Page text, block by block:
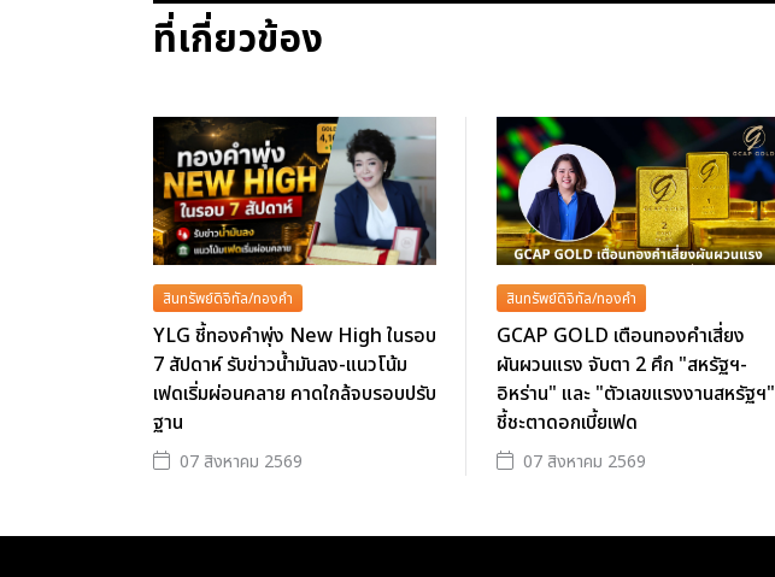
ที่เกี่ยวข้อง
สินทรัพย์ดิจิทัล/ทองคำ
YLG ชี้ทองคำพุ่ง New High ในรอบ
7 สัปดาห์ รับข่าวน้ำมันลง-แนวโน้ม
เฟดเริ่มผ่อนคลาย คาดใกล้จบรอบปรับ
ฐาน
07 สิงหาคม 2569
สินทรัพย์ดิจิทัล/ทองคำ
GCAP GOLD เตือนทองคำเสี่ยง
ผันผวนแรง จับตา 2 ศึก "สหรัฐฯ-
อิหร่าน" และ "ตัวเลขแรงงานสหรัฐฯ"
ชี้ชะตาดอกเบี้ยเฟด
07 สิงหาคม 2569